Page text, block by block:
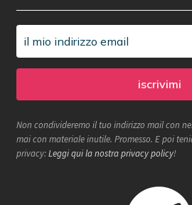
Non condivideremo il tuo indirizzo mail con
mai con materiale inutile. Promesso. E poi
privacy:Leggi qui la nostra privacy policy!